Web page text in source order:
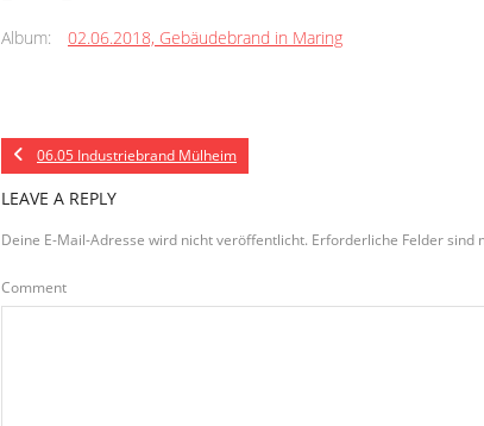
Album: 02.06.2018, Gebäudebrand in Maring
06.05 Industriebrand Mülheim
LEAVE A REPLY
Deine E-Mail-Adresse wird nicht veröffentlicht. Erforderliche Felder sind
Comment